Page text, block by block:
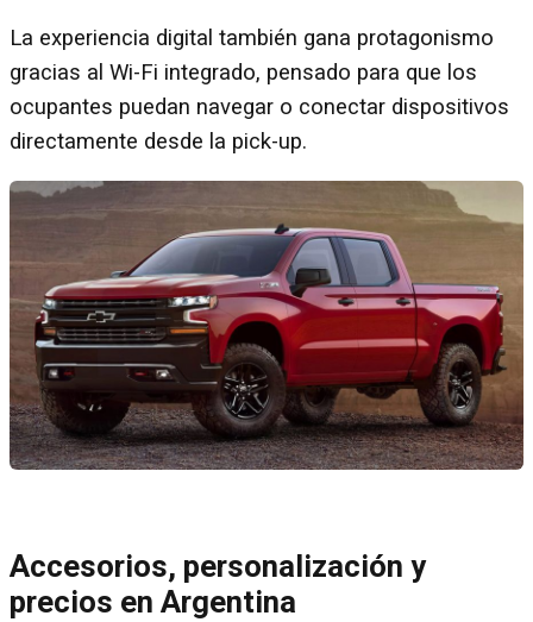
La experiencia digital también gana protagonismo
gracias al Wi-Fi integrado, pensado para que los
ocupantes puedan navegar o conectar dispositivos
directamente desde la pick-up.
Accesorios, personalización y
precios en Argentina